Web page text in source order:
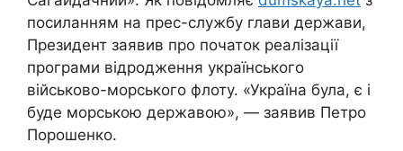
посиланням на прес-службу глави держави,
Президент заявив про початок реалізації
програми відродження українського
військово-морського флоту. «Україна була, є і
буде морською державою», — заявив Петро
Порошенко.